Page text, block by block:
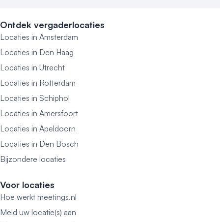
Ontdek vergaderlocaties
Locaties in Amsterdam
Locaties in Den Haag
Locaties in Utrecht
Locaties in Rotterdam
Locaties in Schiphol
Locaties in Amersfoort
Locaties in Apeldoorn
Locaties in Den Bosch
Bijzondere locaties
Voor locaties
Hoe werkt meetings.nl
Meld uw locatie(s) aan